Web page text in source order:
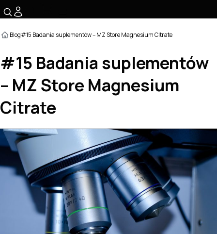
Blog#15 Badania suplementów – MZ Store Magnesium Citrate
#15 Badania suplementów
– MZ Store Magnesium
Citrate